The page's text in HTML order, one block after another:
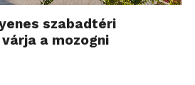
szabadtéri
a mozogni